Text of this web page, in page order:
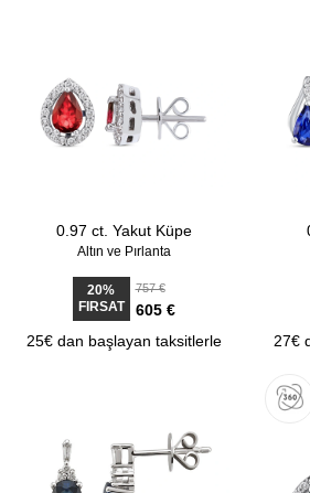
0.97 ct. Yakut Küpe
Altın ve Pırlanta
20%
FIRSAT
757 €
605 €
25€ dan başlayan taksitlerle
27€